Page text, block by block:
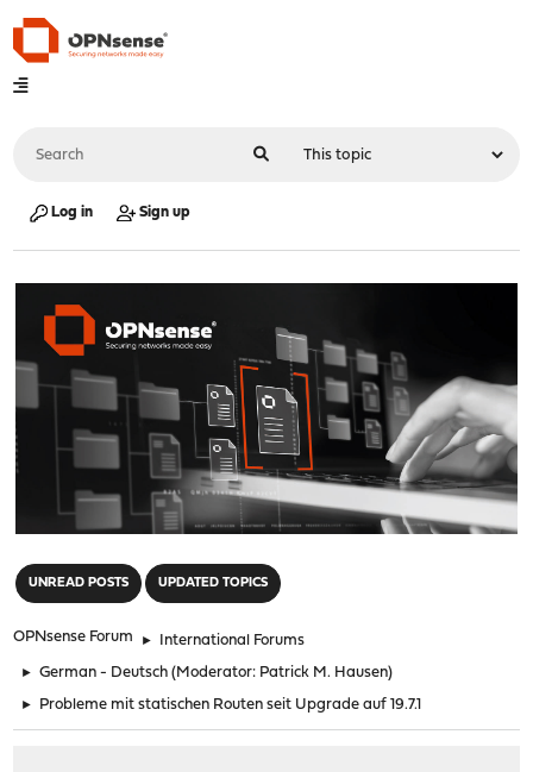
Log in Sign up
UNREAD POSTS UPDATED TOPICS
OPNsense Forum ► International Forums
► German - Deutsch (Moderator: Patrick M. Hausen)
► Probleme mit statischen Routen seit Upgrade auf 19.7.1